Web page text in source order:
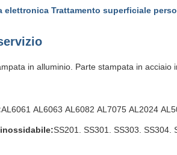
elettronica Trattamento superficiale
in alluminio. Parte stampata in
AL6061 AL6063 AL6082 AL7075 AL2024
SS201. SS301. SS303. SS304.